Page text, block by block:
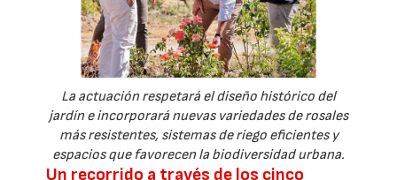
La actuación respetará el diseño histórico del
jardín e incorporará nuevas variedades de rosales
más resistentes, sistemas de riego eficientes y
espacios que favorecen la biodiversidad urbana.
Un recorrido a través de los cinco